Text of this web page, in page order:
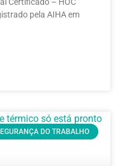
pela AIHA em
DO TRABALHO